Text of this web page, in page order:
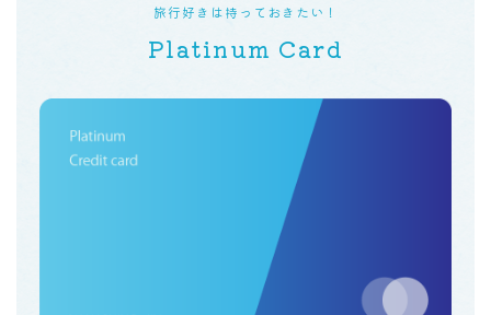
旅行好きは持っておきたい！
Platinum Card